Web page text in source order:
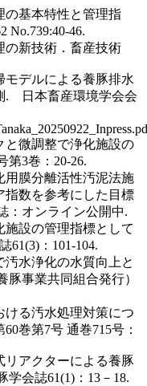
の基本特性と管理指
No.739:40-46.
の新技術．畜産技術
モデルによる養豚排水
. 日本畜産環境学会会
と微調整で浄化施設の
3巻：20-26.
用膜分離活性汚泥法施
指数を参考にした目標
オンライン公開中.
施設の管理指標として
：101-104.
汚水浄化の水質向上と
事業共同組合発行）
ける汚水処理対策につ
巻第7号 通巻715号：
リアクターによる養豚
会誌61(1)：13－18.